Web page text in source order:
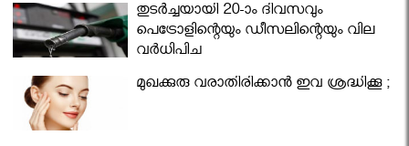
തുടർച്ചയായി 20-ാം ദിവസവും
പെട്രോളിന്റെയും ഡീസലിന്റെയും വില
വര്‍ധിപ്പിച്ചു
മുഖക്കുരു വരാതിരിക്കാന്‍ ഇവ ശ്രദ്ധിക്കൂ ;